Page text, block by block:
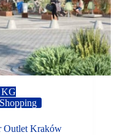
KG
Outlet Kraków